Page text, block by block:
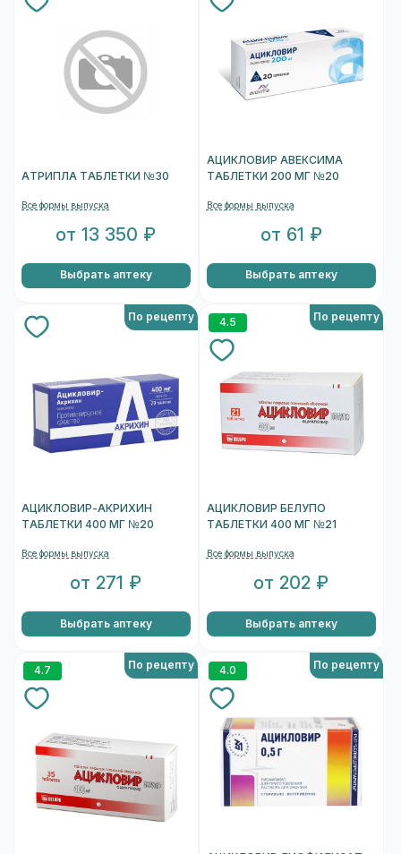
АТРИПЛА ТАБЛЕТКИ №30
Все формы выпуска
от 13 350 ₽
Выбрать аптеку
АЦИКЛОВИР АВЕКСИМА
ТАБЛЕТКИ 200 МГ №20
Все формы выпуска
от 61 ₽
Выбрать аптеку
По рецепту
АЦИКЛОВИР-АКРИХИН
ТАБЛЕТКИ 400 МГ №20
Все формы выпуска
от 271 ₽
Выбрать аптеку
4.5 По рецепту
АЦИКЛОВИР БЕЛУПО
ТАБЛЕТКИ 400 МГ №21
Все формы выпуска
от 202 ₽
Выбрать аптеку
4.7 По рецепту 4.0 По рецепту